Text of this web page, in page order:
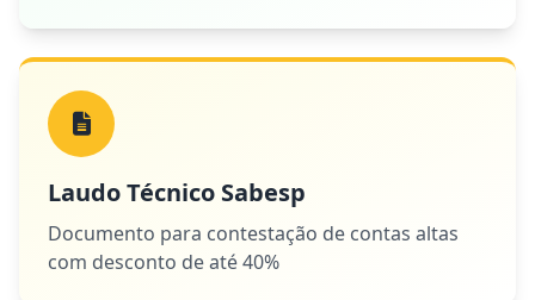
Laudo Técnico Sabesp
Documento para contestação de contas altas
com desconto de até 40%